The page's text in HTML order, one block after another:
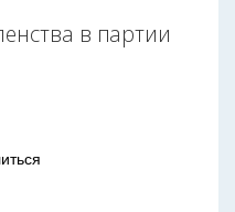
в партии